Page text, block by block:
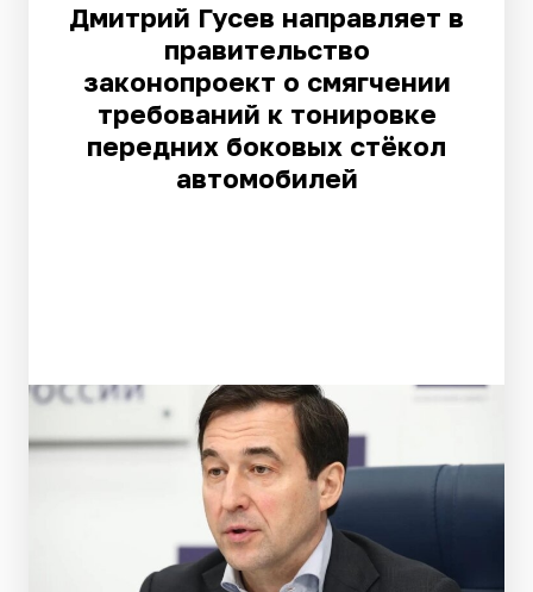
Дмитрий Гусев направляет в
правительство
законопроект о смягчении
требований к тонировке
передних боковых стёкол
автомобилей